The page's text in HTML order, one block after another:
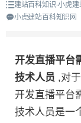
建站百科知识-小虎建
小虎建站百科知识网
开发直播平台
技术人员 ,对
开发直播平台
技术人员是一